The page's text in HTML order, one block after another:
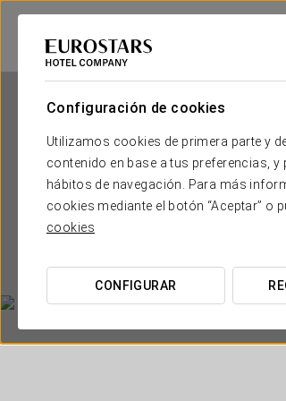
Configuración de cookies
Utilizamos cookies de primera parte y
contenido en base a tus preferencias,
hábitos de navegación. Para más
cookies mediante el botón “Aceptar” o
cookies
CONFIGURAR